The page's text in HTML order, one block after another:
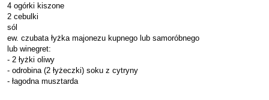
4 ogórki kiszone
2 cebulki
sól
ew. czubata łyżka majonezu kupnego lub samoróbnego
lub winegret:
- 2 łyżki oliwy
- odrobina (2 łyżeczki) soku z cytryny
- łagodna musztarda